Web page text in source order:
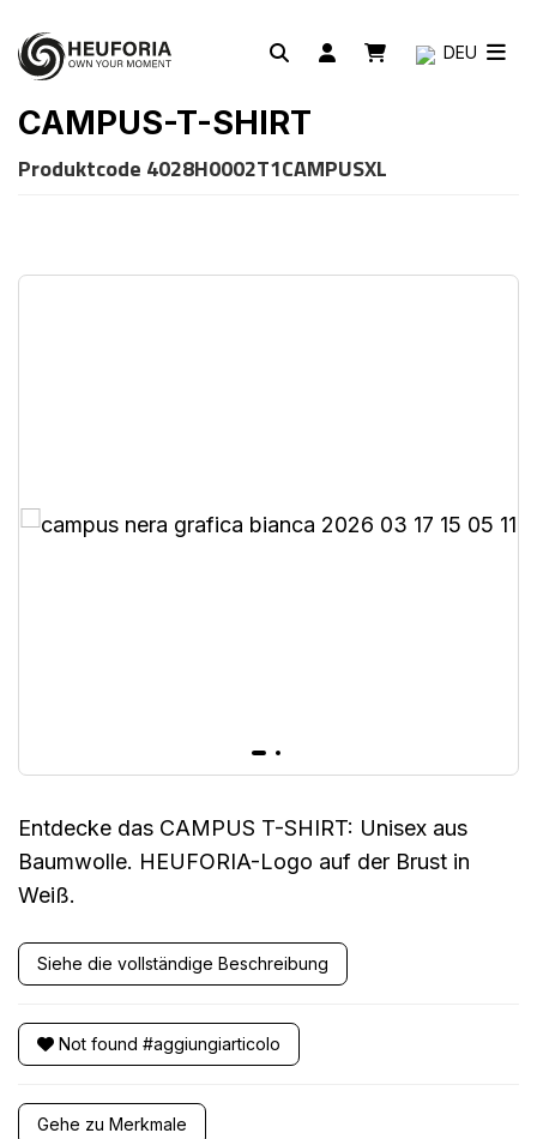
DEU
CAMPUS-T-SHIRT
Produktcode 4028H0002T1CAMPUSXL
Entdecke das CAMPUS T-SHIRT: Unisex aus
Baumwolle. HEUFORIA-Logo auf der Brust in
Weiß.
Siehe die vollständige Beschreibung
Not found #aggiungiarticolo
Gehe zu Merkmale